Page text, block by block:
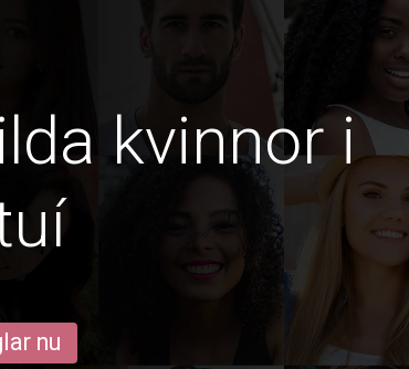
kvinnor i
nu